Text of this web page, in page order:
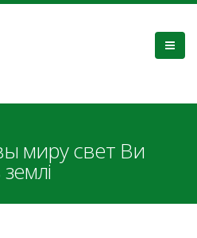
миру свет Ви
землі